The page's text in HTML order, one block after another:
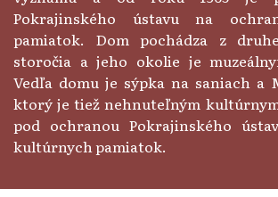
Pokrajinského ústavu na
pamiatok. Dom pochádza z
storočia a jeho okolie je
Vedľa domu je sýpka na saniach a
ktorý je tiež nehnuteľným
pod ochranou Pokrajinského
kultúrnych pamiatok.